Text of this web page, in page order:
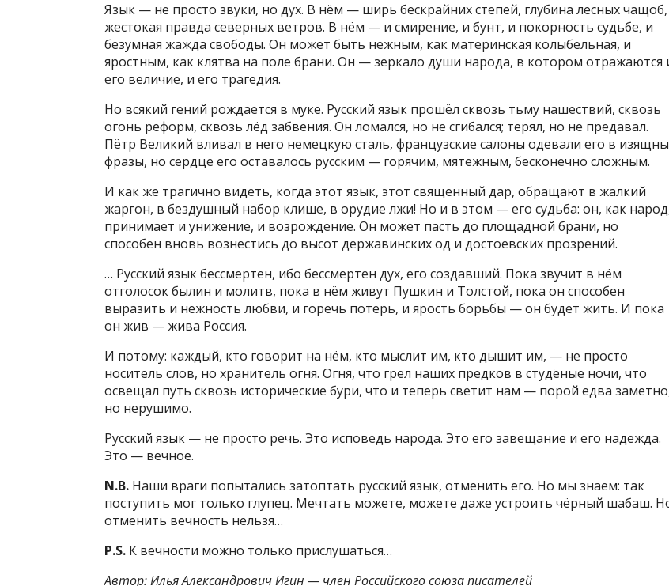
Язык — не просто звуки, но дух. В нём — ширь бескрайних степей, глубина лесных чащоб,
жестокая правда северных ветров. В нём — и смирение, и бунт, и покорность судьбе, и
безумная жажда свободы. Он может быть нежным, как материнская колыбельная, и
яростным, как клятва на поле брани. Он — зеркало души народа, в котором отражаются
его величие, и его трагедия.
Но всякий гений рождается в муке. Русский язык прошёл сквозь тьму нашествий, сквозь
огонь реформ, сквозь лёд забвения. Он ломался, но не сгибался; терял, но не предавал.
Пётр Великий вливал в него немецкую сталь, французские салоны одевали его в
фразы, но сердце его оставалось русским — горячим, мятежным, бесконечно сложным.
И как же трагично видеть, когда этот язык, этот священный дар, обращают в жалкий
жаргон, в бездушный набор клише, в орудие лжи! Но и в этом — его судьба: он, как
принимает и унижение, и возрождение. Он может пасть до площадной брани, но
способен вновь вознестись до высот державинских од и достоевских прозрений.
… Русский язык бессмертен, ибо бессмертен дух, его создавший. Пока звучит в нём
отголосок былин и молитв, пока в нём живут Пушкин и Толстой, пока он способен
выразить и нежность любви, и горечь потерь, и ярость борьбы — он будет жить. И пока
он жив — жива Россия.
И потому: каждый, кто говорит на нём, кто мыслит им, кто дышит им, — не просто
носитель слов, но хранитель огня. Огня, что грел наших предков в студёные ночи, что
освещал путь сквозь исторические бури, что и теперь светит нам — порой едва
но нерушимо.
Русский язык — не просто речь. Это исповедь народа. Это его завещание и его надежда.
Это — вечное.
N.B. Наши враги попытались затоптать русский язык, отменить его. Но мы знаем: так
поступить мог только глупец. Мечтать можете, можете даже устроить чёрный шабаш.
отменить вечность нельзя…
P.S. К вечности можно только прислушаться…
Автор: Илья Александрович Игин — член Российского союза писателей